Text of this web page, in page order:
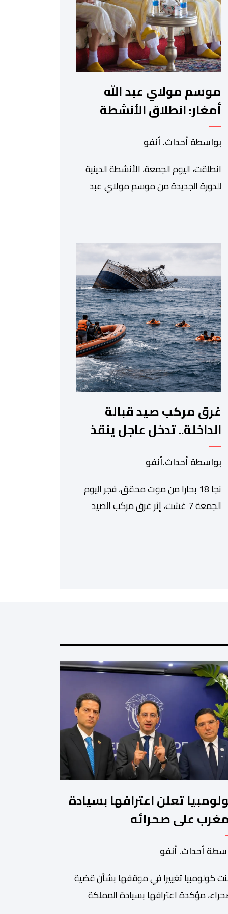
موسم مولاي عبد الله
أمغار: انطلاق الأنشطة
الدينية في أجواء من
الخشوع الروحي
بواسطة أحداث. أنفو
انطلقت، اليوم الجمعة، الأنشطة الدينية
للدورة الجديدة من موسم مولاي عبد
الإقليمي للجديدة، ورئيس المجلس
العلمي المحلي للجديدة، وذلك بحضور
شخصيات مدنية وعسكرية ودينية. وجرت
مراسيم افتتاح فعاليات الموسم بالخيمة
الرسمية، حيث أُلقيت كلمات كل من رئيس
المجلس […]
غرق مركب صيد قبالة
الداخلة.. تدخل عاجل ينقذ
18 بحارا من الموت
بواسطة أحداث.أنفو
نجا 18 بحارا من موت محقق، فجر اليوم
الجمعة 7 غشت، إثر غرق مركب الصيد
أثناء مزاولته نشاط الصيد البحري، قبل أن
تعلن اعترافها بسيادة
على صحرائه
أحداث. أنفو
كولومبيا تغييرا في موقفها بشأن قضية
مؤكدة اعترافها بسيادة المملكة